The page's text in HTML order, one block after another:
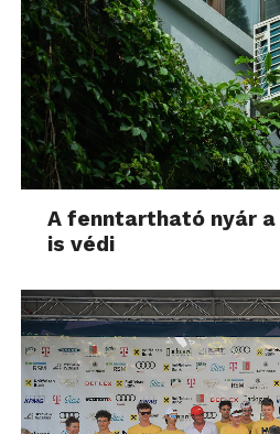
A fenntartható nyár
is védi